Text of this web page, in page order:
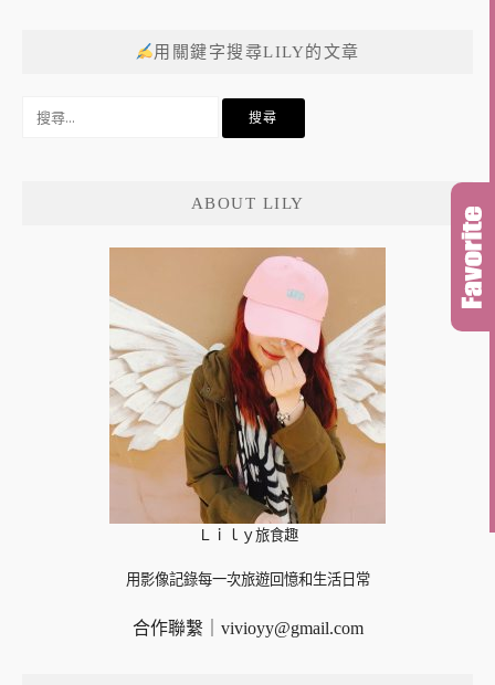
用關鍵字搜尋LILY的文章
ABOUT LILY
Ｌｉｌｙ旅食趣
用影像記錄每一次旅遊回憶和生活日常
合作聯繫｜ vivioyy@gmail.com